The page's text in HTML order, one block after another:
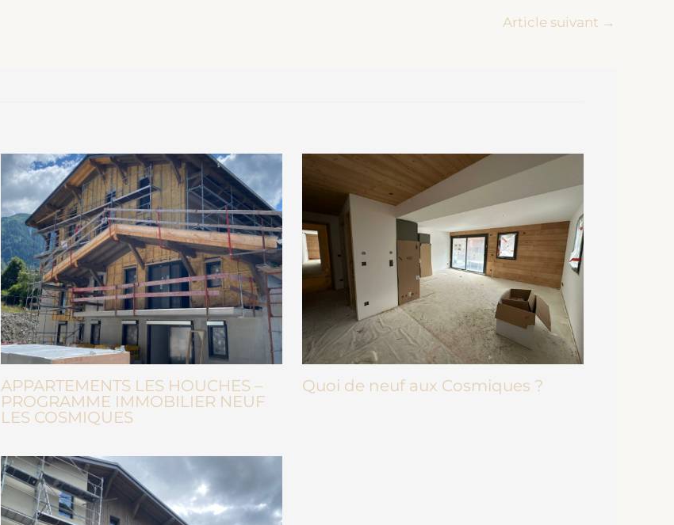
Article suivant →
APPARTEMENTS LES HOUCHES –
PROGRAMME IMMOBILIER NEUF
LES COSMIQUES
Quoi de neuf aux Cosmiques ?